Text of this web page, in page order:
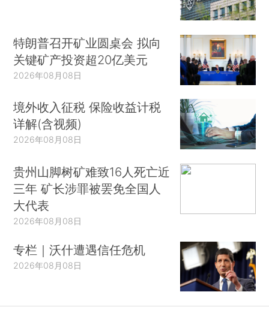
特朗普召开矿业圆桌会 拟向
关键矿产投资超20亿美元
2026年08月08日
境外收入征税 保险收益计税
详解(含视频)
2026年08月08日
贵州山脚树矿难致16人死亡近
三年 矿长涉罪被罢免全国人
大代表
2026年08月08日
专栏｜沃什遭遇信任危机
2026年08月08日